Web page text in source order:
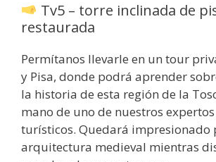
Tv5 – torre inclinada de
restaurada
Permítanos llevarle en un tour
y Pisa, donde podrá aprender
la historia de esta región de la
mano de uno de nuestros
turísticos. Quedará impresionado
arquitectura medieval mientras